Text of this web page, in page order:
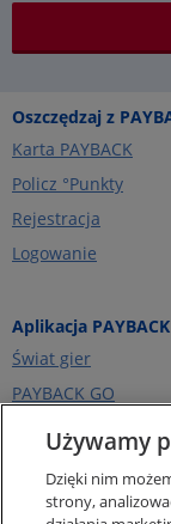
Oszczędzaj z
Karta PAYBACK
Policz °Punkty
Rejestracja
Logowanie
Aplikacja PAYBACK
Świat gier
PAYBACK GO
Portfel kart
Ceny paliw
Używamy
Dzięki nim
strony,